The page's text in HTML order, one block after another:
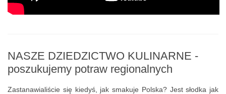
NASZE DZIEDZICTWO KULINARNE -
poszukujemy potraw regionalnych
Zastanawialiście się kiedyś, jak smakuje Polska? Jest słodka jak